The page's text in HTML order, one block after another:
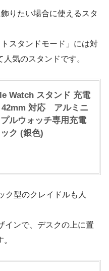
りたい場合に使えるスタ
スタンドモード」には対
気のスタンドです。
Watch スタンド 充電
42mm 対応 アルミニ
ルウォッチ専用充電
ク (銀色)
ク型のクレイドルも人
インで、デスクの上に置